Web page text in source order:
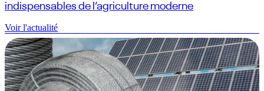
indispensables de l’agriculture moderne
Voir l'actualité